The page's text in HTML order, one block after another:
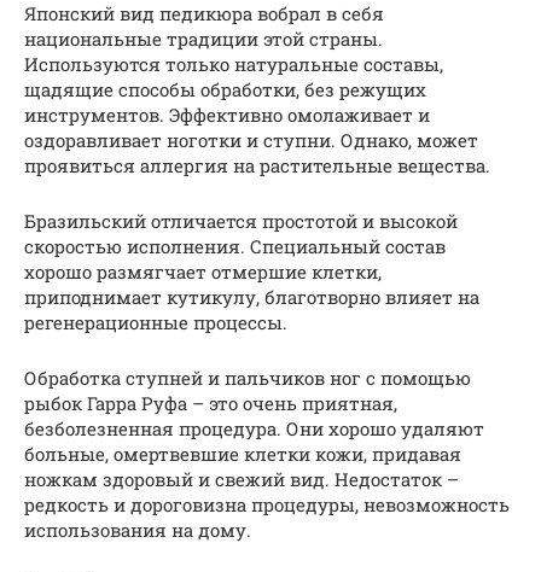
Японский вид педикюра вобрал в себя
национальные традиции этой страны.
Используются только натуральные составы,
щадящие способы обработки, без режущих
инструментов. Эффективно омолаживает и
оздоравливает ноготки и ступни. Однако, может
проявиться аллергия на растительные вещества.
Бразильский отличается простотой и высокой
скоростью исполнения. Специальный состав
хорошо размягчает отмершие клетки,
приподнимает кутикулу, благотворно влияет на
регенерационные процессы.
Обработка ступней и пальчиков ног с помощью
рыбок Гарра Руфа – это очень приятная,
безболезненная процедура. Они хорошо удаляют
больные, омертвевшие клетки кожи, придавая
ножкам здоровый и свежий вид. Недостаток –
редкость и дороговизна процедуры, невозможность
использования на дому.